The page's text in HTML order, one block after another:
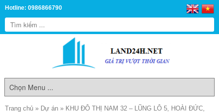
Hotline: 0986866790
Trang chủ » Dự án » KHU ĐÔ THỊ NAM 32 – LŨNG LÔ 5, HOÀI ĐỨC,